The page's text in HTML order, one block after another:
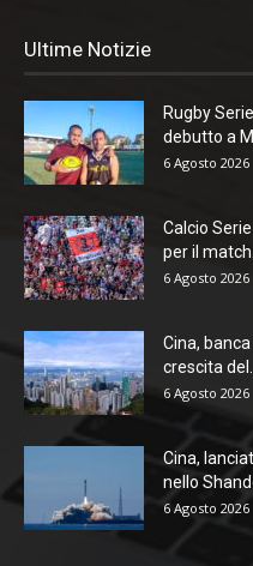
Ultime Notizie
Rugby
debutto a
6 Agosto 2026
Calcio
per il match...
6 Agosto 2026
Cina,
crescita del...
6 Agosto 2026
Cina,
nello
6 Agosto 2026